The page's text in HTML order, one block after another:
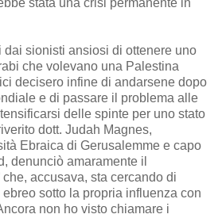
stata una crisi permanente in
dai sionisti ansiosi di ottenere uno
che volevano una Palestina
decisero infine di andarsene dopo
e di passare il problema alle
delle spinte per uno stato
dott. Judah Magnes,
Ebraica di Gerusalemme e capo
denunciò amaramente il
che, accusava, sta cercando di
ebreo sotto la propria influenza con
non ho visto chiamare i